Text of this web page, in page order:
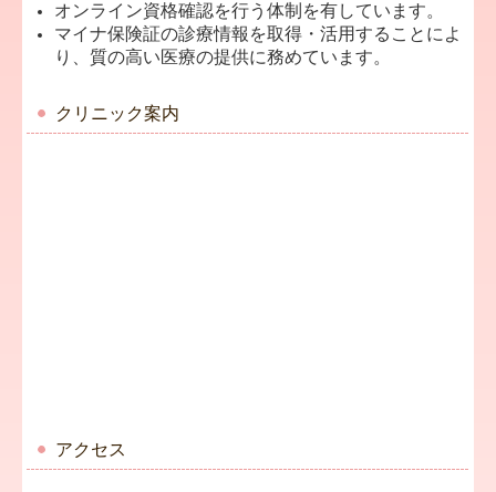
クリニック案内
アクセス
オンライン資格確認を行う体制を有しています。
マイナ保険証の診療情報を取得・活用することによ
り、質の高い医療の提供に務めています。